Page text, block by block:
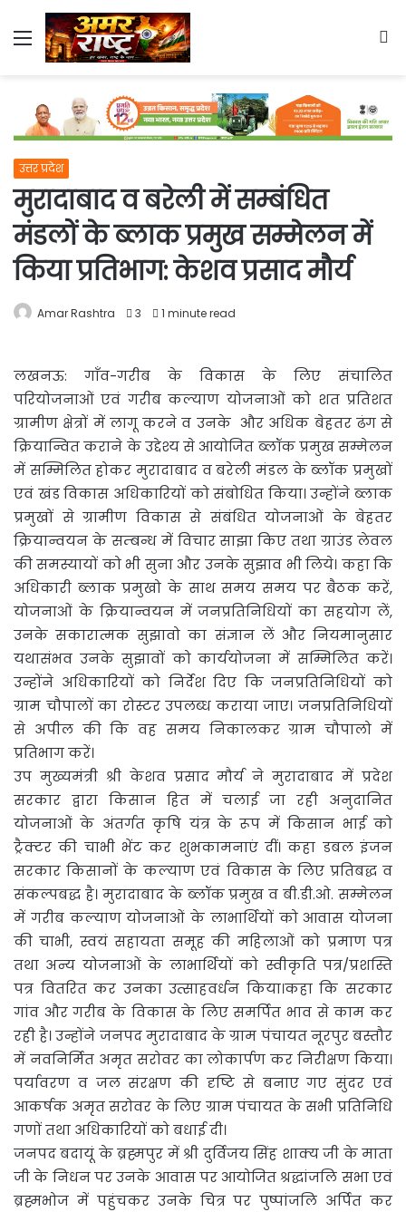
Menu
उत्तर प्रदेश
मुरादाबाद व बरेली में सम्बंधित
मंडलों के ब्लाक प्रमुख सम्मेलन में
किया प्रतिभाग: केशव प्रसाद मौर्य
Amar Rashtra 3 1 minute read
लखनऊ: गाँव-गरीब के विकास के लिए संचालित
परियोजनाओं एवं गरीब कल्याण योजनाओं को शत प्रतिशत
ग्रामीण क्षेत्रों में लागू करने व उनके और अधिक बेहतर ढंग से
क्रियान्वित कराने के उद्देश्य से आयोजित ब्लॉक प्रमुख सम्मेलन
में सम्मिलित होकर मुरादाबाद व बरेली मंडल के ब्लॉक प्रमुखों
एवं खंड विकास अधिकारियों को संबोधित किया। उन्होंने ब्लाक
प्रमुखों से ग्रामीण विकास से संबंधित योजनाओं के बेहतर
क्रियान्वयन के सम्बन्ध में विचार साझा किए तथा ग्राउंड लेवल
की समस्यायों को भी सुना और उनके सुझाव भी लिये। कहा कि
अधिकारी ब्लाक प्रमुखो के साथ समय समय पर बैठक करें,
योजनाओं के क्रियान्वयन में जनप्रतिनिधियों का सहयोग लें,
उनके सकारात्मक सुझावो का संज्ञान लें और नियमानुसार
यथासंभव उनके सुझावों को कार्ययोजना में सम्मिलित करें।
उन्होंने अधिकारियों को निर्देश दिए कि जनप्रतिनिधियों को
ग्राम चौपालों का रोस्टर उपलब्ध कराया जाए। जनप्रतिनिधियों
से अपील की कि वह समय निकालकर ग्राम चौपालो में
प्रतिभाग करें।
उप मुख्यमंत्री श्री केशव प्रसाद मौर्य ने मुरादाबाद में प्रदेश
सरकार द्वारा किसान हित में चलाई जा रही अनुदानित
योजनाओं के अंतर्गत कृषि यंत्र के रूप में किसान भाई को
ट्रैक्टर की चाभी भेंट कर शुभकामनाएं दीं। कहा डबल इंजन
सरकार किसानों के कल्याण एवं विकास के लिए प्रतिबद्ध व
संकल्पबद्ध है। मुरादाबाद के ब्लॉक प्रमुख व बी.डी.ओ. सम्मेलन
में गरीब कल्याण योजनाओं के लाभार्थियों को आवास योजना
की चाभी, स्वयं सहायता समूह की महिलाओं को प्रमाण पत्र
तथा अन्य योजनाओं के लाभार्थियों को स्वीकृति पत्र/प्रशस्ति
पत्र वितरित कर उनका उत्साहवर्धन किया।कहा कि सरकार
गांव और गरीब के विकास के लिए समर्पित भाव से काम कर
रही है। उन्होंने जनपद मुरादाबाद के ग्राम पंचायत नूरपुर बस्तौर
में नवनिर्मित अमृत सरोवर का लोकार्पण कर निरीक्षण किया।
पर्यावरण व जल संरक्षण की दृष्टि से बनाए गए सुंदर एवं
आकर्षक अमृत सरोवर के लिए ग्राम पंचायत के सभी प्रतिनिधि
गणों तथा अधिकारियों को बधाई दी।
जनपद बदायूं के ब्रह्मपुर में श्री दुर्विजय सिंह शाक्य जी के माता
जी के निधन पर उनके आवास पर आयोजित श्रद्धांजलि सभा एवं
ब्रह्मभोज में पहुंचकर उनके चित्र पर पुष्पांजलि अर्पित कर